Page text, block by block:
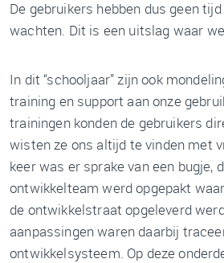
De gebruikers hebben dus geen
wachten. Dit is een uitslag waar
In dit “schooljaar” zijn ook
training en support aan onze
trainingen konden de gebruikers
wisten ze ons altijd te vinden met
keer was er sprake van een bugje,
ontwikkelteam werd opgepakt
de ontwikkelstraat opgeleverd
aanpassingen waren daarbij
ontwikkelsysteem. Op deze